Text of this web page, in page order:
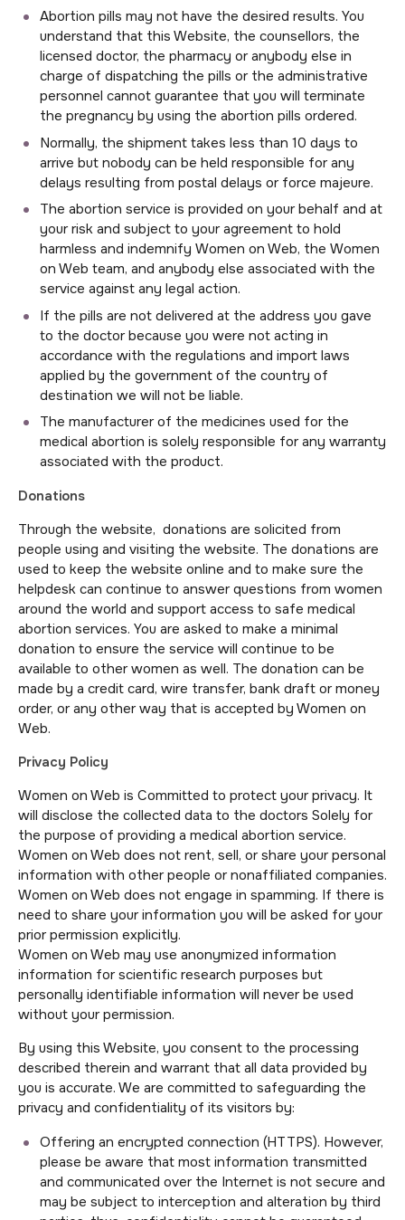
Abortion pills may not have the desired results. You
understand that this Website, the counsellors, the
licensed doctor, the pharmacy or anybody else in
charge of dispatching the pills or the administrative
personnel cannot guarantee that you will terminate
the pregnancy by using the abortion pills ordered.
Normally, the shipment takes less than 10 days to
arrive but nobody can be held responsible for any
delays resulting from postal delays or force majeure.
The abortion service is provided on your behalf and at
your risk and subject to your agreement to hold
harmless and indemnify Women on Web, the Women
on Web team, and anybody else associated with the
service against any legal action.
If the pills are not delivered at the address you gave
to the doctor because you were not acting in
accordance with the regulations and import laws
applied by the government of the country of
destination we will not be liable.
The manufacturer of the medicines used for the
medical abortion is solely responsible for any warranty
associated with the product.
Donations
Through the website, donations are solicited from
people using and visiting the website. The donations are
used to keep the website online and to make sure the
helpdesk can continue to answer questions from women
around the world and support access to safe medical
abortion services. You are asked to make a minimal
donation to ensure the service will continue to be
available to other women as well. The donation can be
made by a credit card, wire transfer, bank draft or money
order, or any other way that is accepted by Women on
Web.
Privacy Policy
Women on Web is Committed to protect your privacy. It
will disclose the collected data to the doctors Solely for
the purpose of providing a medical abortion service.
Women on Web does not rent, sell, or share your personal
information with other people or nonaffiliated companies.
Women on Web does not engage in spamming. If there is
need to share your information you will be asked for your
prior permission explicitly.
Women on Web may use anonymized information
information for scientific research purposes but
personally identifiable information will never be used
without your permission.
By using this Website, you consent to the processing
described therein and warrant that all data provided by
you is accurate. We are committed to safeguarding the
privacy and confidentiality of its visitors by:
Offering an encrypted connection (HTTPS). However,
please be aware that most information transmitted
and communicated over the Internet is not secure and
may be subject to interception and alteration by third